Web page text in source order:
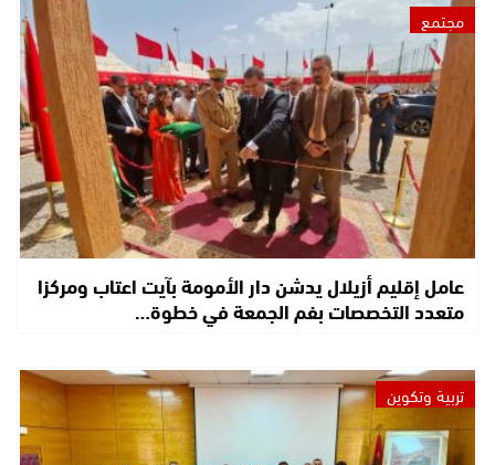
مجتمع
عامل إقليم أزيلال يدشن دار الأمومة بآيت اعتاب ومركزا
متعدد التخصصات بفم الجمعة في خطوة…
تربية وتكوين